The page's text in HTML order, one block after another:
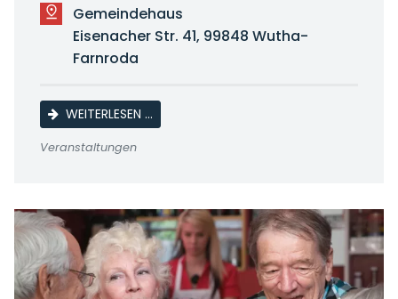
Gemeindehaus
Eisenacher Str. 41, 99848 Wutha-
Farnroda
WEITERLESEN …ELTERN-KIND-KREIS
Veranstaltungen